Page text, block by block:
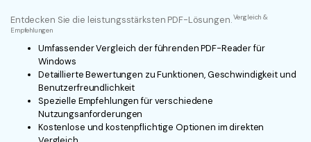
Shop
Support
Mobile App
PDFelement für iPhone/iPad
PDFelement für Android
Cloud
PDF kommentieren
PDF erstellen
PDF kombinieren
PDF drucken
Heiße Themen
How-Tos
Mac-Software
OCR PDF Tipps
Business
KMU von 1-10p
10p+ Unternehmen
Jetzt kaufen
Entdecken Sie die leistungsstärksten PDF-Lösungen.Vergleich &
Empfehlungen
Umfassender Vergleich der führenden PDF-Reader für
Windows
Detaillierte Bewertungen zu Funktionen, Geschwindigkeit und
Benutzerfreundlichkeit
Spezielle Empfehlungen für verschiedene
Nutzungsanforderungen
Kostenlose und kostenpflichtige Optionen im direkten